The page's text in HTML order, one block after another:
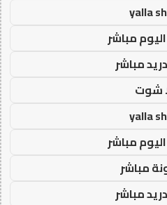
yalla
مباشر
مباشر
شوت
yalla
مباشر
مباشر
مباشر